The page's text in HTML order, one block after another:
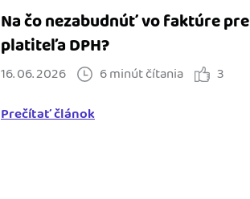
Na čo nezabudnúť vo faktúre pre
platiteľa DPH?
16. 06. 2026 6 minút čítania
3
Prečítať článok